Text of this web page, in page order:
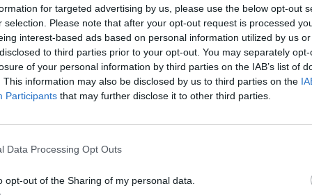
for targeted advertising by us, please use the below opt-out
selection. Please note that after your opt-out request is processed
interest-based ads based on personal information utilized by us
to third parties prior to your opt-out. You may separately
of your personal information by third parties on the IAB’s list of
This information may also be disclosed by us to third parties on the
Participants that may further disclose it to other third parties.
Data Processing Opt Outs
opt-out of the Sharing of my personal data.
με σεβασμό στους καταναλωτές, η ομάδα της
έτοιμη να τους καθοδηγήσει να επιλέξουν
που τους ταιριάζει με βάση τις δικές
τους ανάγκες,χωρίς ψιλά
ή κρυφές χρεώσεις . Οι ενδιαφερόμενοι
προγράμματα είτε στην ιστοσελίδα της
www.elin.gr είτε καλώντας στο 800 4000
ότι το πρόγραμμα αφορά τις